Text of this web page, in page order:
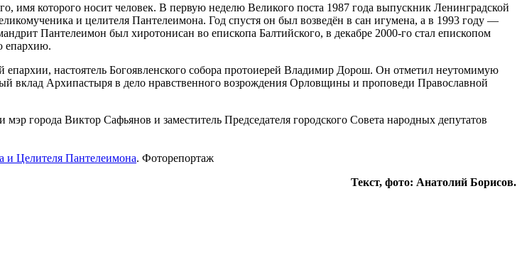
которого носит человек. В первую неделю Великого поста 1987 года выпускник Ленинградской
и целителя Пантелеимона. Год спустя он был возведён в сан игумена, а в 1993 году —
Пантелеимон был хиротонисан во епископа Балтийского, в декабре 2000-го стал епископом
епархию.
епархии, настоятель Богоявленского собора протоиерей Владимир Дорош. Он отметил неутомимую
вклад Архипастыря в дело нравственного возрождения Орловщины и проповеди Православной
города Виктор Сафьянов и заместитель Председателя городского Совета народных депутатов
и Целителя Пантелеимона. Фоторепортаж
Текст, фото: Анатолий Борисов.